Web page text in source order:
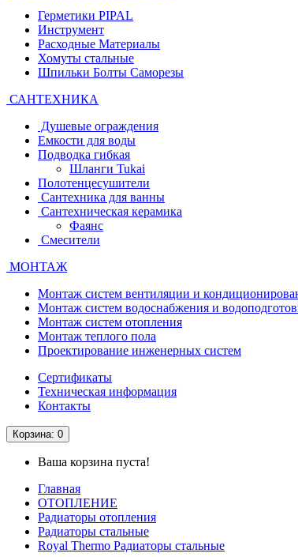
Герметики PIPAL
Инструмент
Расходные Материалы
Хомуты стальные
Шпильки Болты Саморезы
САНТЕХНИКА
Душевые ограждения
Емкости для воды
Подводка гибкая
Шланги Tukai
Полотенцесушители
Сантехника для ванны
Сантехническая керамика
Фаянс
Смесители
МОНТАЖ
Монтаж систем вентиляции и
Монтаж систем водоснабжения и
Монтаж систем отопления
Монтаж теплого пола
Проектирование инженерных систем
Сертификаты
Техническая информация
Контакты
Корзина: 0
Ваша корзина пуста!
Главная
ОТОПЛЕНИЕ
Радиаторы отопления
Радиаторы стальные
Royal Thermo Радиаторы стальные